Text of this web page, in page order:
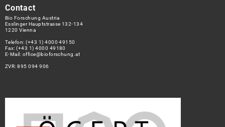
Contact
Bio Forschung Austria
Esslinger Hauptstrasse 132-134
1220 Vienna
Telefon:(+43 1) 4000 49150
Fax: (+43 1) 4000 49180
E-Mail: office@bioforschung.at
ZVR: 895 094 906